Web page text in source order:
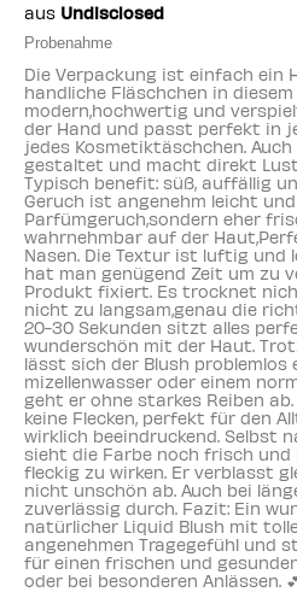
aus Undisclosed
Probenahme
Die Verpackung ist einfach ein
handliche Fläschchen in
modern,hochwertig und
der Hand und passt perfekt in
jedes Kosmetiktäschchen.
gestaltet und macht direkt
Typisch benefit: süß, auffällig
Geruch ist angenehm leicht
Parfümgeruch,sondern eher
wahrnehmbar auf der
Nasen. Die Textur ist luftig und
hat man genügend Zeit um zu
Produkt fixiert. Es trocknet
nicht zu langsam,genau die
20-30 Sekunden sitzt alles
wunderschön mit der Haut.
lässt sich der Blush problemlos
mizellenwasser oder einem
geht er ohne starkes Reiben
keine Flecken, perfekt für den
wirklich beeindruckend. Selbst
sieht die Farbe noch frisch und
fleckig zu wirken. Er verblasst
nicht unschön ab. Auch bei
zuverlässig durch. Fazit: Ein
natürlicher Liquid Blush mit
angenehmen Tragegefühl und
für einen frischen und
oder bei besonderen Anlässen.